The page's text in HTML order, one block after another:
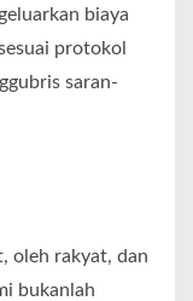
biaya
protokol
saran-
oleh rakyat, dan
bukanlah